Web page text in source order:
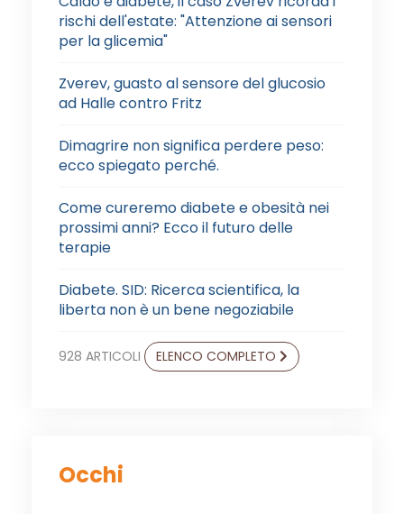
rischi dell'estate: "Attenzione ai sensori
per la glicemia"
Zverev, guasto al sensore del glucosio
ad Halle contro Fritz
Dimagrire non significa perdere peso:
ecco spiegato perché.
Come cureremo diabete e obesità nei
prossimi anni? Ecco il futuro delle
terapie
Diabete. SID: Ricerca scientifica, la
liberta non è un bene negoziabile
928 ARTICOLI ELENCO COMPLETO
Occhi